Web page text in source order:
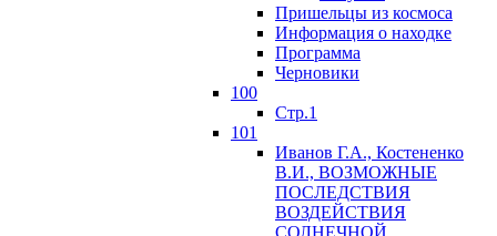
Пришельцы из космоса
Информация о находке
Программа
Черновики
100
Стр.1
101
Иванов Г.А., Костененко
В.И., ВОЗМОЖНЫЕ
ПОСЛЕДСТВИЯ
ВОЗДЕЙСТВИЯ
СОЛНЕЧНОЙ